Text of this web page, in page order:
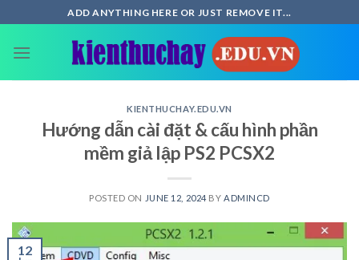
to
content
ADD ANYTHING HERE OR JUST REMOVE IT...
KIENTHUCHAY.EDU.VN
Hướng dẫn cài đặt & cấu hình phần
mềm giả lập PS2 PCSX2
POSTED ON JUNE 12, 2024 BY ADMINCD
12